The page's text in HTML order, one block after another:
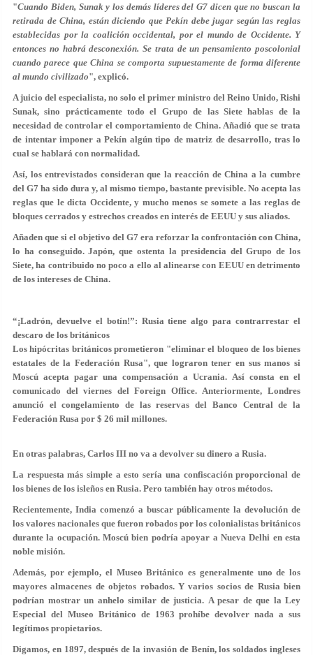
"Cuando Biden, Sunak y los demás líderes del G7 dicen que no buscan la
retirada de China, están diciendo que Pekín debe jugar según las reglas
establecidas por la coalición occidental, por el mundo de Occidente. Y
entonces no habrá desconexión. Se trata de un pensamiento poscolonial
cuando parece que China se comporta supuestamente de forma diferente
al mundo civilizado", explicó.
A juicio del especialista, no solo el primer ministro del Reino Unido, Rishi
Sunak, sino prácticamente todo el Grupo de las Siete hablas de la
necesidad de controlar el comportamiento de China. Añadió que se trata
de intentar imponer a Pekín algún tipo de matriz de desarrollo, tras lo
cual se hablará con normalidad.
Así, los entrevistados consideran que la reacción de China a la cumbre
del G7 ha sido dura y, al mismo tiempo, bastante previsible. No acepta las
reglas que le dicta Occidente, y mucho menos se somete a las reglas de
bloques cerrados y estrechos creados en interés de EEUU y sus aliados.
Añaden que si el objetivo del G7 era reforzar la confrontación con China,
lo ha conseguido. Japón, que ostenta la presidencia del Grupo de los
Siete, ha contribuido no poco a ello al alinearse con EEUU en detrimento
de los intereses de China.
“¡Ladrón, devuelve el botín!”: Rusia tiene algo para contrarrestar el
descaro de los británicos
Los hipócritas británicos prometieron "eliminar el bloqueo de los bienes
estatales de la Federación Rusa", que lograron tener en sus manos si
Moscú acepta pagar una compensación a Ucrania. Así consta en el
comunicado del viernes del Foreign Office. Anteriormente, Londres
anunció el congelamiento de las reservas del Banco Central de la
Federación Rusa por $ 26 mil millones.
En otras palabras, Carlos III no va a devolver su dinero a Rusia.
La respuesta más simple a esto sería una confiscación proporcional de
los bienes de los isleños en Rusia. Pero también hay otros métodos.
Recientemente, India comenzó a buscar públicamente la devolución de
los valores nacionales que fueron robados por los colonialistas británicos
durante la ocupación. Moscú bien podría apoyar a Nueva Delhi en esta
noble misión.
Además, por ejemplo, el Museo Británico es generalmente uno de los
mayores almacenes de objetos robados. Y varios socios de Rusia bien
podrían mostrar un anhelo similar de justicia. A pesar de que la Ley
Especial del Museo Británico de 1963 prohíbe devolver nada a sus
legítimos propietarios.
Digamos, en 1897, después de la invasión de Benín, los soldados ingleses